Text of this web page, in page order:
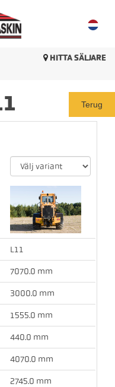
HITTA SÄLJARE
Terug
L11
7070.0 mm
3000.0 mm
1555.0 mm
440.0 mm
4070.0 mm
2745.0 mm